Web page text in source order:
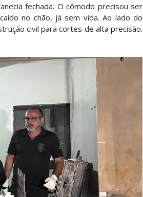
fechada. O cômodo precisou ser
no chão, já sem vida. Ao lado do
civil para cortes de alta precisão.